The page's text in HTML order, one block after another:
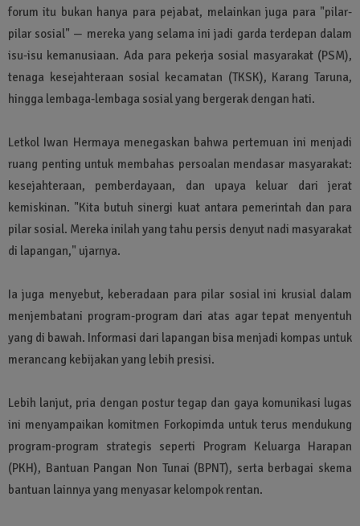
forum itu bukan hanya para pejabat, melainkan juga para "pilar-
pilar sosial" — mereka yang selama ini jadi garda terdepan dalam
isu-isu kemanusiaan. Ada para pekerja sosial masyarakat (PSM),
tenaga kesejahteraan sosial kecamatan (TKSK), Karang Taruna,
hingga lembaga-lembaga sosial yang bergerak dengan hati.
Letkol Iwan Hermaya menegaskan bahwa pertemuan ini menjadi
ruang penting untuk membahas persoalan mendasar masyarakat:
kesejahteraan, pemberdayaan, dan upaya keluar dari jerat
kemiskinan. "Kita butuh sinergi kuat antara pemerintah dan para
pilar sosial. Mereka inilah yang tahu persis denyut nadi masyarakat
di lapangan," ujarnya.
Ia juga menyebut, keberadaan para pilar sosial ini krusial dalam
menjembatani program-program dari atas agar tepat menyentuh
yang di bawah. Informasi dari lapangan bisa menjadi kompas untuk
merancang kebijakan yang lebih presisi.
Lebih lanjut, pria dengan postur tegap dan gaya komunikasi lugas
ini menyampaikan komitmen Forkopimda untuk terus mendukung
program-program strategis seperti Program Keluarga Harapan
(PKH), Bantuan Pangan Non Tunai (BPNT), serta berbagai skema
bantuan lainnya yang menyasar kelompok rentan.